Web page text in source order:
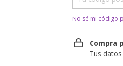
No sé mi código
Compra
Tus